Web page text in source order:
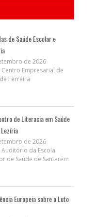
de Saúde Escolar e
de 2026
Centro Empresarial de
Ferreira
de Literacia em Saúde
de 2026
Auditório da Escola
de Saúde de Santarém
Europeia sobre o Luto